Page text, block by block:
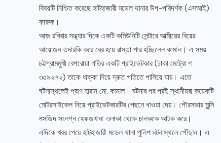
বিষয়টি নিশ্চিত করেছে হাটহাজারী মডেল থানার উপ-পরিদর্শক (এসআই)
ফারুক।
আজ রবিবার সন্ধ্যার দিকে একটি কমিউনিটি সেন্টারে আত্মীয়ের বিয়ের
আয়োজন তদারকি করে বের হয়ে রাস্তা পার হচ্ছিলেন কামাল। এ সময়
চট্টগ্রামমুখী বেপরোয়া গতির একটি প্রাইভেটকার (ঢাকা মেট্রো গ
৩৫৯২৭২) তাকে ধাক্কা দিয়ে দ্রুত গতিতে পালিয়ে যায়। এতে
ঘটনাস্থলেই প্রাণ হারান মো. কামাল। ঘটনার পর পরই স্থানীয়রা কয়েকটি
মোটরসাইকেল নিয়ে প্রাইভেটকারটির পেছনে ধাওয়া দেয়। পৌরসভার মুন্সি
মসজিদ সংলগ্ন হেফজখানা এলাকা থেকে চালককে আটক করে।
এদিকে খবর পেয়ে হাটহাজারী মডেল থানা পুলিশ ঘটনাস্থলে পৌঁছান। এ